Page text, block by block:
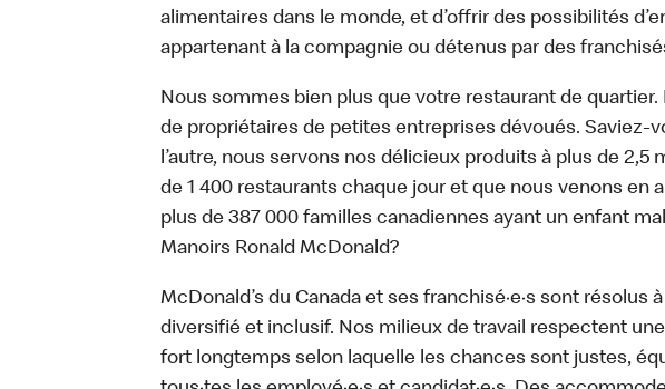
alimentaires dans le monde, et d’offrir des possibilités
appartenant à la compagnie ou détenus par des
Nous sommes bien plus que votre restaurant de
de propriétaires de petites entreprises dévoués. Saviez-
l’autre, nous servons nos délicieux produits à plus de 2,5
de 1 400 restaurants chaque jour et que nous venons en
plus de 387 000 familles canadiennes ayant un enfant
Manoirs Ronald McDonald?
McDonald’s du Canada et ses franchisé·e·s sont résolus
diversifié et inclusif. Nos milieux de travail respectent
fort longtemps selon laquelle les chances sont justes,